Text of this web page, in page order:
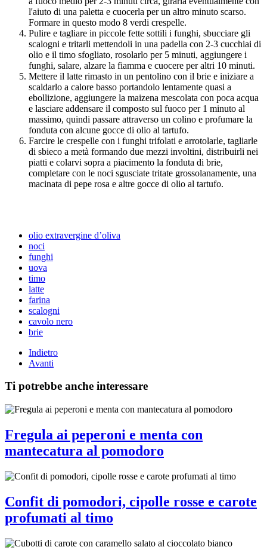
l'aiuto di una paletta e cuocerla per un altro minuto scarso.
Formare in questo modo 8 verdi crespelle.
Pulire e tagliare in piccole fette sottili i funghi, sbucciare gli
scalogni e tritarli mettendoli in una padella con 2-3 cucchiai di
olio e il timo sfogliato, rosolarlo per 5 minuti, aggiungere i
funghi, salare, alzare la fiamma e cuocere per altri 10 minuti.
Mettere il latte rimasto in un pentolino con il brie e iniziare a
scaldarlo a calore basso portandolo lentamente quasi a
ebollizione, aggiungere la maizena mescolata con poca acqua
e lasciare addensare il composto sul fuoco per 1 minuto al
massimo, quindi passare attraverso un colino e profumare la
fonduta con alcune gocce di olio al tartufo.
Farcire le crespelle con i funghi trifolati e arrotolarle, tagliarle
di sbieco a metà formando due mezzi involtini, distribuirli nei
piatti e colarvi sopra a piacimento la fonduta di brie,
completare con le noci sgusciate tritate grossolanamente, una
macinata di pepe rosa e altre gocce di olio al tartufo.
olio extravergine d’oliva
noci
funghi
uova
timo
latte
farina
scalogni
cavolo nero
brie
Indietro
Avanti
Ti potrebbe anche interessare
Fregula ai peperoni e menta con
mantecatura al pomodoro
Confit di pomodori, cipolle rosse e carote
profumati al timo